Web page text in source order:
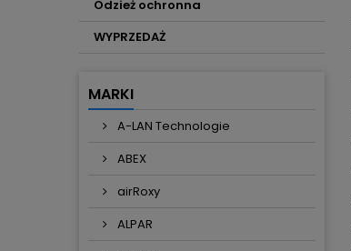
Odzież ochronna
WYPRZEDAŻ
MARKI
A-LAN Technologie
ABEX
airRoxy
ALPAR